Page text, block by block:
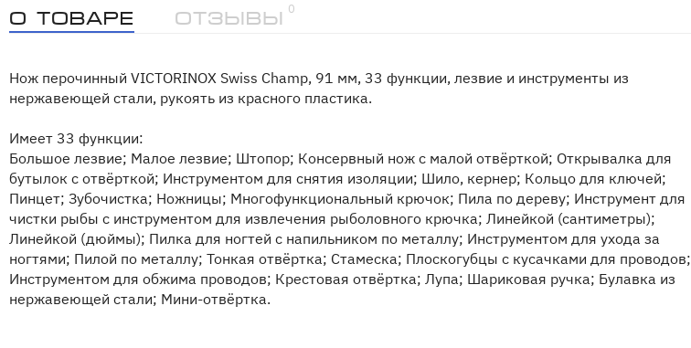
О товаре Отзывы
0
Нож перочинный VICTORINOX Swiss Champ, 91 мм, 33 функции, лезвие и инструменты из
нержавеющей стали, рукоять из красного пластика.
Имеет 33 функции:
Большое лезвие; Малое лезвие; Штопор; Консервный нож с малой отвёрткой; Открывалка для
бутылок с отвёрткой; Инструментом для снятия изоляции; Шило, кернер; Кольцо для ключей;
Пинцет; Зубочистка; Ножницы; Многофункциональный крючок; Пила по дереву; Инструмент для
чистки рыбы с инструментом для извлечения рыболовного крючка; Линейкой (сантиметры);
Линейкой (дюймы); Пилка для ногтей с напильником по металлу; Инструментом для ухода за
ногтями; Пилой по металлу; Тонкая отвёртка; Стамеска; Плоскогубцы с кусачками для проводов;
Инструментом для обжима проводов; Крестовая отвёртка; Лупа; Шариковая ручка; Булавка из
нержавеющей стали; Мини-отвёртка.